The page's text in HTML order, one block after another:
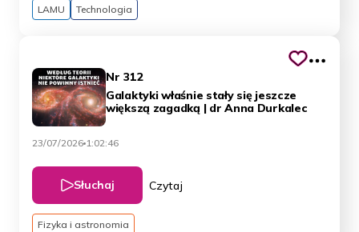
LAMU Technologia
Nr 312
Galaktyki właśnie stały się jeszcze
większą zagadką | dr Anna Durkalec
23/07/2026 1:02:46
Słuchaj Czytaj
Fizyka i astronomia